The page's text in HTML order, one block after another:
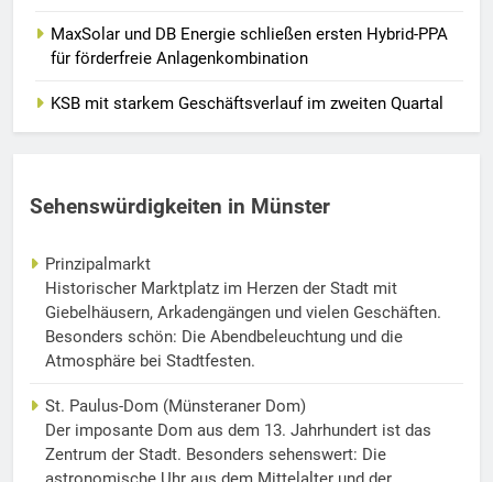
MaxSolar und DB Energie schließen ersten Hybrid-PPA
für förderfreie Anlagenkombination
KSB mit starkem Geschäftsverlauf im zweiten Quartal
Sehenswürdigkeiten in Münster
Prinzipalmarkt
Historischer Marktplatz im Herzen der Stadt mit
Giebelhäusern, Arkadengängen und vielen Geschäften.
Besonders schön: Die Abendbeleuchtung und die
Atmosphäre bei Stadtfesten.
St. Paulus-Dom (Münsteraner Dom)
Der imposante Dom aus dem 13. Jahrhundert ist das
Zentrum der Stadt. Besonders sehenswert: Die